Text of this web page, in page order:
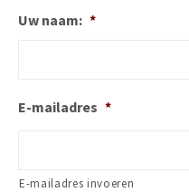
Uw naam: *
E-mailadres *
E-mailadres invoeren
Alle producten